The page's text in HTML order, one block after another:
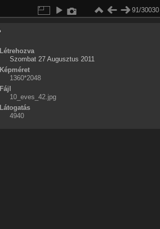
91/30030
Létrehozva
Szombat 27 Augusztus 2011
Képméret
1360*2048
Fájl
10_eves_42.jpg
Látogatás
4940